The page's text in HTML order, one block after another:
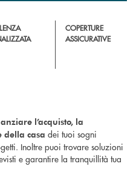
COPERTURE
ASSICURATIVE
l’acquisto, la
della casa dei tuoi sogni
Inoltre puoi trovare soluzioni
e garantire la tranquillità tua